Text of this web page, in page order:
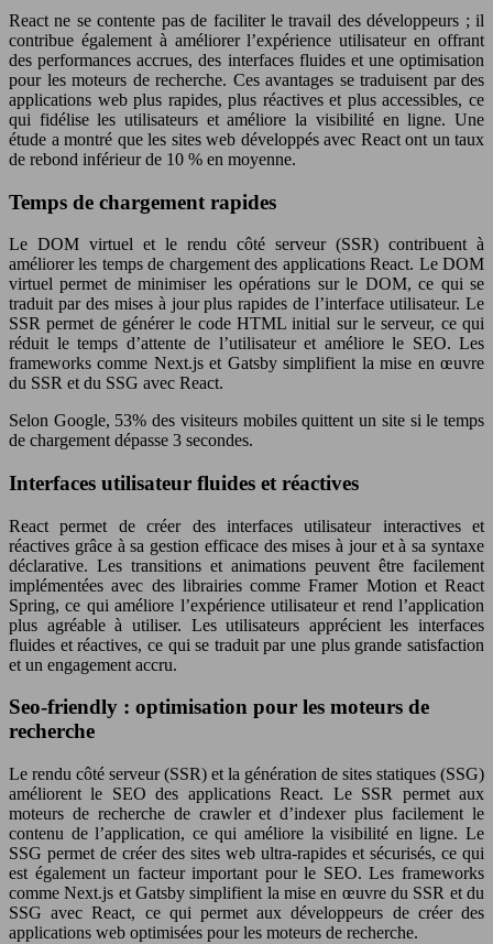
React ne se contente pas de faciliter le travail des développeurs ; il
contribue également à améliorer l’expérience utilisateur en offrant
des performances accrues, des interfaces fluides et une optimisation
pour les moteurs de recherche. Ces avantages se traduisent par des
applications web plus rapides, plus réactives et plus accessibles, ce
qui fidélise les utilisateurs et améliore la visibilité en ligne. Une
étude a montré que les sites web développés avec React ont un taux
de rebond inférieur de 10 % en moyenne.
Temps de chargement rapides
Le DOM virtuel et le rendu côté serveur (SSR) contribuent à
améliorer les temps de chargement des applications React. Le DOM
virtuel permet de minimiser les opérations sur le DOM, ce qui se
traduit par des mises à jour plus rapides de l’interface utilisateur. Le
SSR permet de générer le code HTML initial sur le serveur, ce qui
réduit le temps d’attente de l’utilisateur et améliore le SEO. Les
frameworks comme Next.js et Gatsby simplifient la mise en œuvre
du SSR et du SSG avec React.
Selon Google, 53% des visiteurs mobiles quittent un site si le temps
de chargement dépasse 3 secondes.
Interfaces utilisateur fluides et réactives
React permet de créer des interfaces utilisateur interactives et
réactives grâce à sa gestion efficace des mises à jour et à sa syntaxe
déclarative. Les transitions et animations peuvent être facilement
implémentées avec des librairies comme Framer Motion et React
Spring, ce qui améliore l’expérience utilisateur et rend l’application
plus agréable à utiliser. Les utilisateurs apprécient les interfaces
fluides et réactives, ce qui se traduit par une plus grande satisfaction
et un engagement accru.
Seo-friendly : optimisation pour les moteurs de
recherche
Le rendu côté serveur (SSR) et la génération de sites statiques (SSG)
améliorent le SEO des applications React. Le SSR permet aux
moteurs de recherche de crawler et d’indexer plus facilement le
contenu de l’application, ce qui améliore la visibilité en ligne. Le
SSG permet de créer des sites web ultra-rapides et sécurisés, ce qui
est également un facteur important pour le SEO. Les frameworks
comme Next.js et Gatsby simplifient la mise en œuvre du SSR et du
SSG avec React, ce qui permet aux développeurs de créer des
applications web optimisées pour les moteurs de recherche.